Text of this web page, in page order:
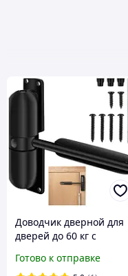
Доводчик дверной для
дверей до 60 кг с
Malatec PR-067
Готово к отправке